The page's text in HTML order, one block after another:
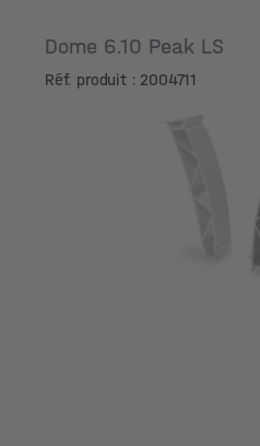
Dome 6.10 Peak LS
Réf. produit : 2004711